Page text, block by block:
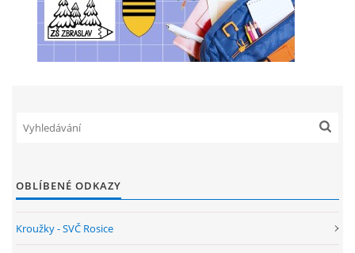
ŠKOLNÍ DRUŽINA
ARCHIV
NAŠE ÚSPĚCHY
OBLÍBENÉ ODKAZY
Kroužky - SVČ Rosice